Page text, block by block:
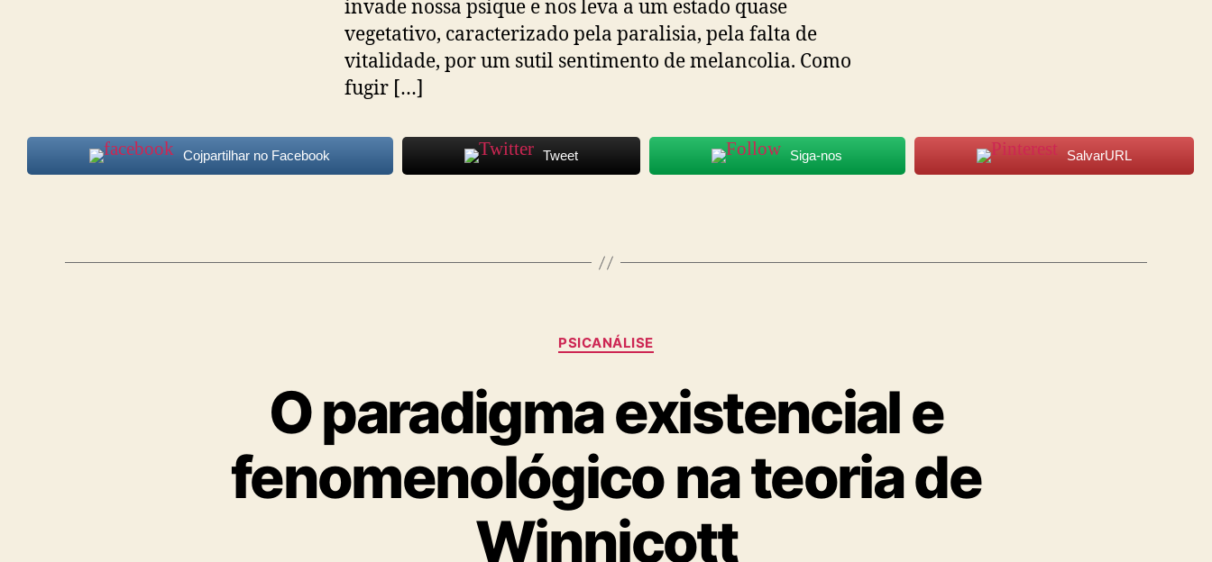
invade nossa psique e nos leva a um estado quase
vegetativo, caracterizado pela paralisia, pela falta de
vitalidade, por um sutil sentimento de melancolia. Como
fugir […]
Cojpartilhar no Facebook Tweet Siga-nos SalvarURL
Categorias
PSICANÁLISE
O paradigma existencial e
fenomenológico na teoria de
Winnicott